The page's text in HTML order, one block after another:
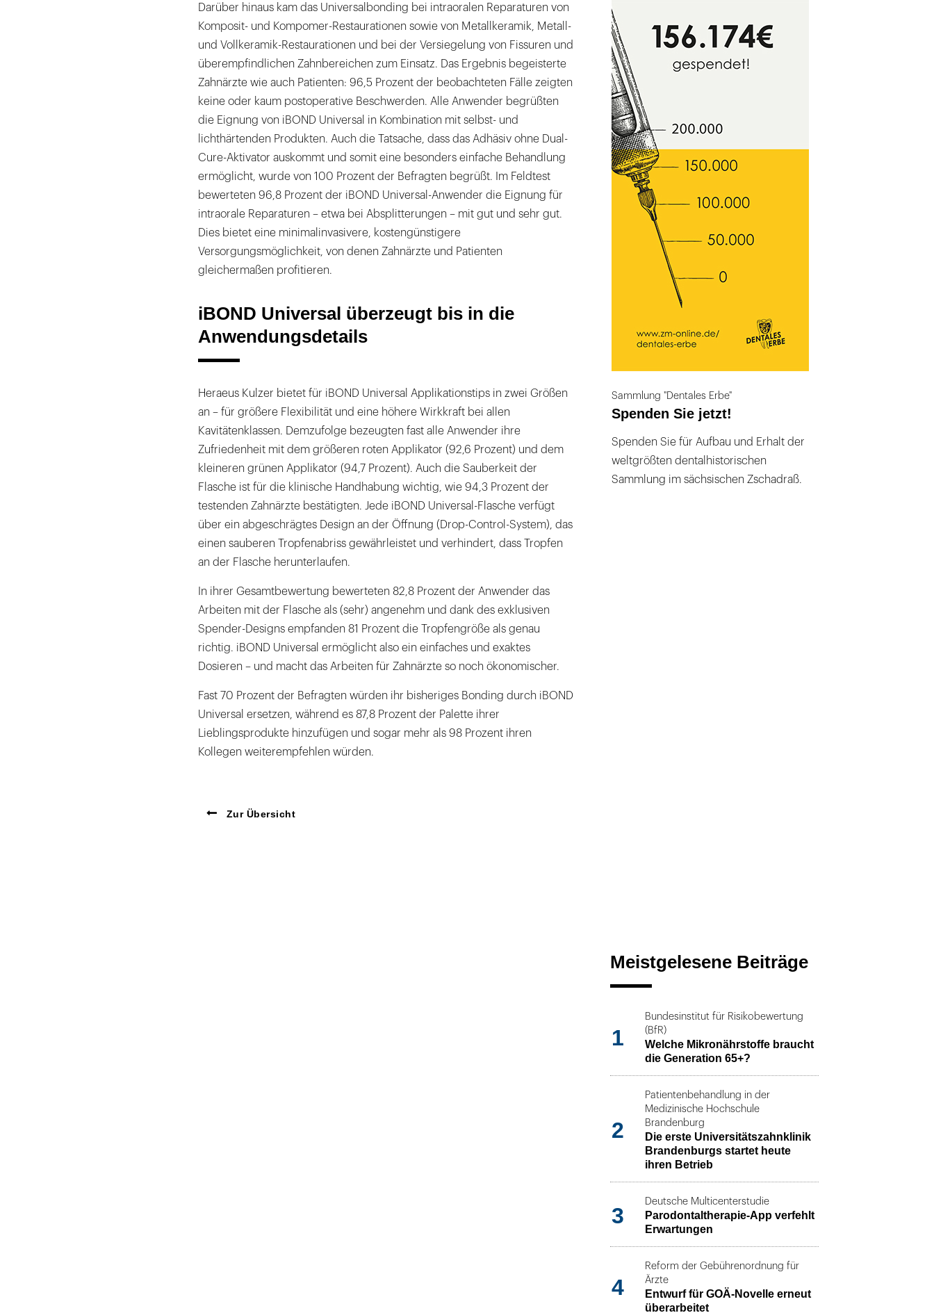
Darüber hinaus kam das Universalbonding bei intraoralen Reparaturen von
Komposit- und Kompomer-Restaurationen sowie von Metallkeramik, Metall-
und Vollkeramik-Restaurationen und bei der Versiegelung von Fissuren und
überempfindlichen Zahnbereichen zum Einsatz. Das Ergebnis begeisterte
Zahnärzte wie auch Patienten: 96,5 Prozent der beobachteten Fälle zeigten
keine oder kaum postoperative Beschwerden. Alle Anwender begrüßten
die Eignung von iBOND Universal in Kombination mit selbst- und
lichthärtenden Produkten. Auch die Tatsache, dass das Adhäsiv ohne Dual-
Cure-Aktivator auskommt und somit eine besonders einfache Behandlung
ermöglicht, wurde von 100 Prozent der Befragten begrüßt. Im Feldtest
bewerteten 96,8 Prozent der iBOND Universal-Anwender die Eignung für
intraorale Reparaturen – etwa bei Absplitterungen – mit gut und sehr gut.
Dies bietet eine minimalinvasivere, kostengünstigere
Versorgungsmöglichkeit, von denen Zahnärzte und Patienten
gleichermaßen profitieren.
iBOND Universal überzeugt bis in die
Anwendungsdetails
Heraeus Kulzer bietet für iBOND Universal Applikationstips in zwei Größen
an – für größere Flexibilität und eine höhere Wirkkraft bei allen
Kavitätenklassen. Demzufolge bezeugten fast alle Anwender ihre
Zufriedenheit mit dem größeren roten Applikator (92,6 Prozent) und dem
kleineren grünen Applikator (94,7 Prozent). Auch die Sauberkeit der
Flasche ist für die klinische Handhabung wichtig, wie 94,3 Prozent der
testenden Zahnärzte bestätigten. Jede iBOND Universal-Flasche verfügt
über ein abgeschrägtes Design an der Öffnung (Drop-Control-System), das
einen sauberen Tropfenabriss gewährleistet und verhindert, dass Tropfen
an der Flasche herunterlaufen.
In ihrer Gesamtbewertung bewerteten 82,8 Prozent der Anwender das
Arbeiten mit der Flasche als (sehr) angenehm und dank des exklusiven
Spender-Designs empfanden 81 Prozent die Tropfengröße als genau
richtig. iBOND Universal ermöglicht also ein einfaches und exaktes
Dosieren – und macht das Arbeiten für Zahnärzte so noch ökonomischer.
Fast 70 Prozent der Befragten würden ihr bisheriges Bonding durch iBOND
Universal ersetzen, während es 87,8 Prozent der Palette ihrer
Lieblingsprodukte hinzufügen und sogar mehr als 98 Prozent ihren
Kollegen weiterempfehlen würden.
Zur Übersicht
Sammlung "Dentales Erbe"
Spenden Sie jetzt!
Spenden Sie für Aufbau und Erhalt der
weltgrößten dentalhistorischen
Sammlung im sächsischen Zschadraß.
Meistgelesene Beiträge
1
Bundesinstitut für Risikobewertung
(BfR)
Welche Mikronährstoffe braucht
die Generation 65+?
2
Patientenbehandlung in der
Medizinische Hochschule
Brandenburg
Die erste Universitätszahnklinik
Brandenburgs startet heute
ihren Betrieb
3
Deutsche Multicenterstudie
Parodontaltherapie-App verfehlt
Erwartungen
4
Reform der Gebührenordnung für
Ärzte
Entwurf für GOÄ-Novelle erneut
überarbeitet